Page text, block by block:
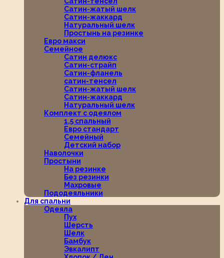
Сатин-жатый шелк
Сатин-жаккард
Натуральный шелк
Простынь на резинке
Евро макси
Семейное
Сатин делюкс
Сатин-страйп
Сатин-фланель
сатин-тенсел
Сатин-жатый шелк
Сатин-жаккард
Натуральный шелк
Комплект с одеялом
1,5 спальный
Евро стандарт
Семейный
Детский набор
Наволочки
Простыни
На резинке
Без резинки
Махровые
Пододеяльники
Для спальни
Одеяла
Пух
Шерсть
Шелк
Бамбук
Эвкалипт